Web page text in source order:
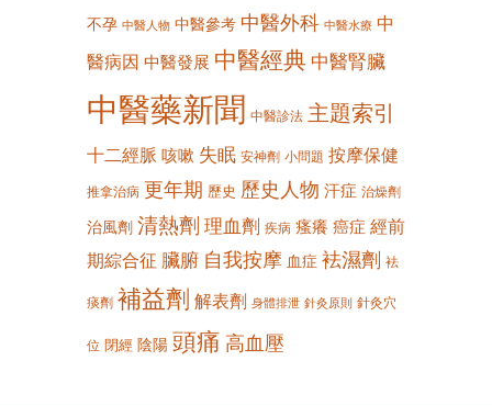
不孕 中醫人物 中醫參考 中醫外科 中醫水療 中
醫病因 中醫發展 中醫經典 中醫腎臟
中醫藥新聞 中醫診法 主題索引
十二經脈 咳嗽 失眠 安神劑 小問題 按摩保健
推拿治病 更年期 歷史 歷史人物 汗症 治燥劑
治風劑 清熱劑 理血劑 疾病 瘙癢 癌症 經前
期綜合征 臟腑 自我按摩 血症 袪濕劑 袪
痰劑 補益劑 解表劑 身體排泄 針灸原則 針灸穴
位 閉經 陰陽 頭痛 高血壓